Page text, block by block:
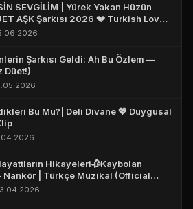
SEVGİLİM | Yürek Yakan Hüzün
AŞK Şarkısı 2026 💔 Turkish Love
#aşk
Şarkısı Geldi: Ah Bu Özlem —
Düet!)
Bu Mu?| Deli Divane 💖 Duygusal
Hikayeleri🥀Kaybolan
| Türkçe Müzikal (Official